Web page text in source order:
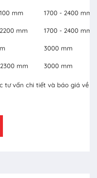
mm 1700 - 2400 mm
mm 1700 - 2400 mm
3000 mm
mm 3000 mm
tư vấn chi tiết và báo giá về